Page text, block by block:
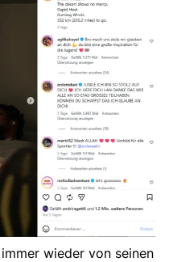
wieder von seinen